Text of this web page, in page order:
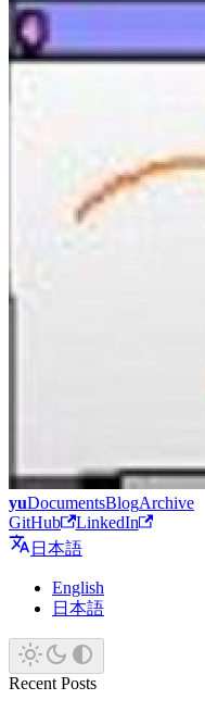
yuDocumentsBlogArchive
GitHub
LinkedIn
日本語
English
日本語
Recent Posts